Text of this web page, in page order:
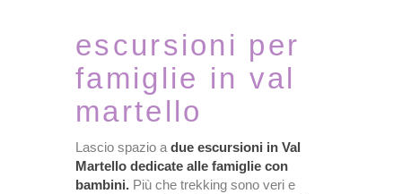
escursioni per
famiglie in val
martello
Lascio spazio a due escursioni in Val
Martello dedicate alle famiglie con
bambini. Più che trekking sono veri e